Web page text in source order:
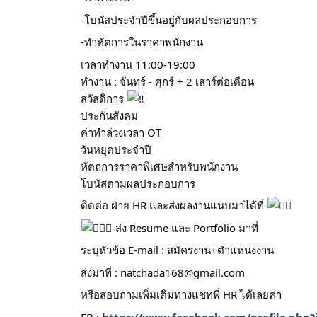
-โบนัสประจำปีขึ้นอยู่กับผลประกอบการ
-ทำหัตการในราคาพนักงาน
เวลาทำงาน 11:00-19:00
ทำงาน : จันทร์ - ศุกร์ + 2 เสาร์ต่อเดือน
สวัสดิการ
ประกันสังคม
ค่าทำล่วงเวลา OT
วันหยุดประจำปี
หัตถการราคาพิเศษสำหรับพนักงาน
โบนัสตามผลประกอบการ
ติดต่อ ฝ่าย HR และส่งผลงานแนบมาได้ที่
ส่ง Resume และ Portfolio มาที่
ระบุหัวข้อ E-mail : สมัครงาน+ตำแหน่งงาน
ส่งมาที่ : natchada168@gmail.com
หรือสอบถามเพิ่มเติมทางแชทพี่ HR ได้เลยค่า